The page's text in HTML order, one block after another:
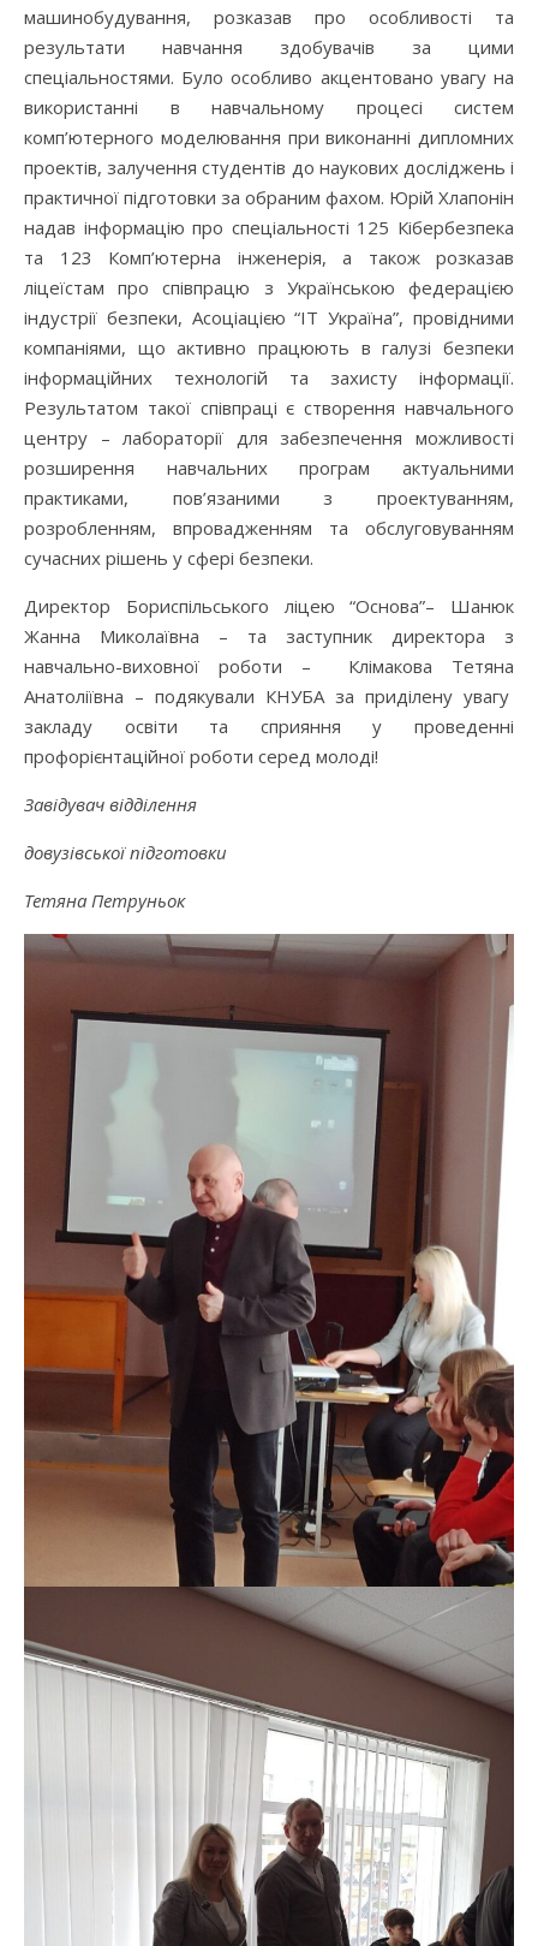
машинобудування, розказав про особливості та
результати навчання здобувачів за цими
спеціальностями. Було особливо акцентовано увагу на
використанні в навчальному процесі систем
комп’ютерного моделювання при виконанні дипломних
проектів, залучення студентів до наукових досліджень і
практичної підготовки за обраним фахом. Юрій Хлапонін
надав інформацію про спеціальності 125 Кібербезпека
та 123 Комп’ютерна інженерія, а також розказав
ліцеїстам про співпрацю з Українською федерацією
індустрії безпеки, Асоціацією “ІТ Україна”, провідними
компаніями, що активно працюють в галузі безпеки
інформаційних технологій та захисту інформації.
Результатом такої співпраці є створення навчального
центру – лабораторії для забезпечення можливості
розширення навчальних програм актуальними
практиками, пов’язаними з проектуванням,
розробленням, впровадженням та обслуговуванням
сучасних рішень у сфері безпеки.
Директор Бориспільського ліцею “Основа”– Шанюк
Жанна Миколаївна – та заступник директора з
навчально-виховної роботи – Клімакова Тетяна
Анатоліївна – подякували КНУБА за приділену увагу
закладу освіти та сприяння у проведенні
профорієнтаційної роботи серед молоді!
Завідувач відділення
довузівської підготовки
Тетяна Петруньок